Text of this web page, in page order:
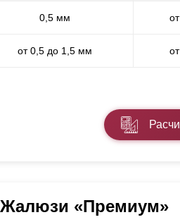
0,5 мм
от 0,5 до 1,5 мм
Жалюзи «Премиум»